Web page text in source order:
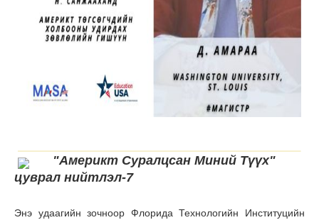
"Америкт Суралцсан Миний Түүх"
цуврал нийтлэл-7
Энэ удаагийн зочноор Флорида Технологийн Институцийн